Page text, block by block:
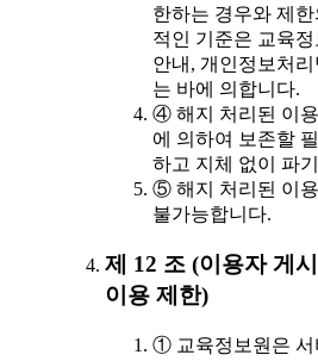
한하는 경우와 제
적인 기준은 교육
안내, 개인정보처
는 바에 의합니다.
④ 해지 처리된 이
에 의하여 보존할
하고 지체 없이 파
⑤ 해지 처리된 이용
불가능합니다.
제 12 조 (이용자 게
이용 제한)
① 교육정보원은 서